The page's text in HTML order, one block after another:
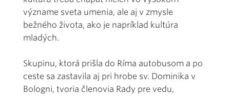
význame sveta umenia, ale aj v zmysle
bežného života, ako je napríklad kultúra
mladých.
Skupinu, ktorá prišla do Ríma autobusom a po
ceste sa zastavila aj pri hrobe sv. Dominika v
Bologni, tvoria členovia Rady pre vedu,